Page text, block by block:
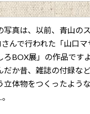
写真は、以前、青山の
んで行われた「山口マ
ろBOX展」の作品ですよ
だか昔、雑誌の付録な
立体物をつくったよう